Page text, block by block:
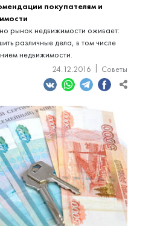
покупателям и
рынок недвижимости оживает:
различные дела, в том числе
недвижимости.
24.12.2016
Советы